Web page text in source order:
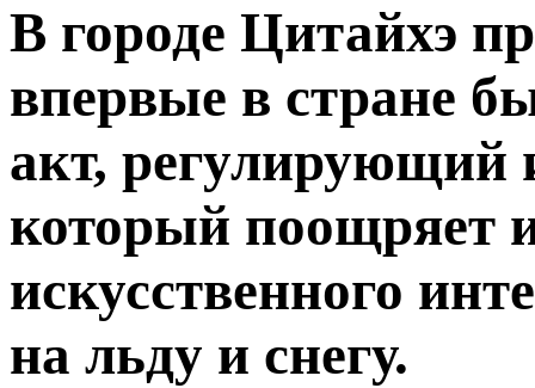
В городе Цитайхэ
впервые в стране
акт, регулирующий
который поощряет
искусственного
на льду и снегу.